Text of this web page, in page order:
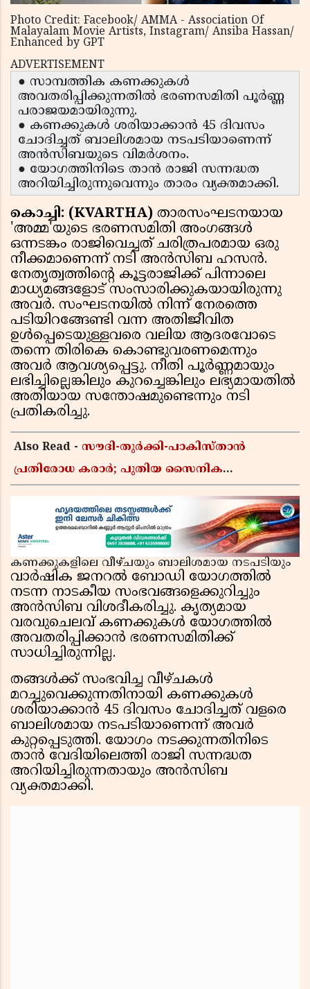
Photo Credit: Facebook/ AMMA - Association Of
Malayalam Movie Artists, Instagram/ Ansiba Hassan/
Enhanced by GPT
ADVERTISEMENT
● സാമ്പത്തിക കണക്കുകൾ
അവതരിപ്പിക്കുന്നതിൽ ഭരണസമിതി പൂർണ്ണ
പരാജയമായിരുന്നു.
● കണക്കുകൾ ശരിയാക്കാൻ 45 ദിവസം
ചോദിച്ചത് ബാലിശമായ നടപടിയാണെന്ന്
അൻസിബയുടെ വിമർശനം.
● യോഗത്തിനിടെ താൻ രാജി സന്നദ്ധത
അറിയിച്ചിരുന്നുവെന്നും താരം വ്യക്തമാക്കി.
കൊച്ചി: (KVARTHA) താരസംഘടനയായ
'അമ്മ'യുടെ ഭരണസമിതി അംഗങ്ങൾ
ഒന്നടങ്കം രാജിവെച്ചത് ചരിത്രപരമായ ഒരു
നീക്കമാണെന്ന് നടി അൻസിബ ഹസൻ.
നേതൃത്വത്തിൻ്റെ കൂട്ടരാജിക്ക് പിന്നാലെ
മാധ്യമങ്ങളോട് സംസാരിക്കുകയായിരുന്നു
അവർ. സംഘടനയിൽ നിന്ന് നേരത്തെ
പടിയിറങ്ങേണ്ടി വന്ന അതിജീവിത
ഉൾപ്പെടെയുള്ളവരെ വലിയ ആദരവോടെ
തന്നെ തിരികെ കൊണ്ടുവരണമെന്നും
അവർ ആവശ്യപ്പെട്ടു. നീതി പൂർണ്ണമായും
ലഭിച്ചില്ലെങ്കിലും കുറച്ചെങ്കിലും ലഭ്യമായതിൽ
അതിയായ സന്തോഷമുണ്ടെന്നും നടി
പ്രതികരിച്ചു.
Also Read - സൗദി-തുർക്കി-പാകിസ്താൻ
പ്രതിരോധ കരാർ; പുതിയ സൈനിക
കണക്കുകളിലെ വീഴ്ചയും ബാലിശമായ നടപടിയും
വാർഷിക ജനറൽ ബോഡി യോഗത്തിൽ
നടന്ന നാടകീയ സംഭവങ്ങളെക്കുറിച്ചും
അൻസിബ വിശദീകരിച്ചു. കൃത്യമായ
വരവുചെലവ് കണക്കുകൾ യോഗത്തിൽ
അവതരിപ്പിക്കാൻ ഭരണസമിതിക്ക്
സാധിച്ചിരുന്നില്ല.
തങ്ങൾക്ക് സംഭവിച്ച വീഴ്ചകൾ
മറച്ചുവെക്കുന്നതിനായി കണക്കുകൾ
ശരിയാക്കാൻ 45 ദിവസം ചോദിച്ചത് വളരെ
ബാലിശമായ നടപടിയാണെന്ന് അവർ
കുറ്റപ്പെടുത്തി. യോഗം നടക്കുന്നതിനിടെ
താൻ വേദിയിലെത്തി രാജി സന്നദ്ധത
അറിയിച്ചിരുന്നതായും അൻസിബ
വ്യക്തമാക്കി.